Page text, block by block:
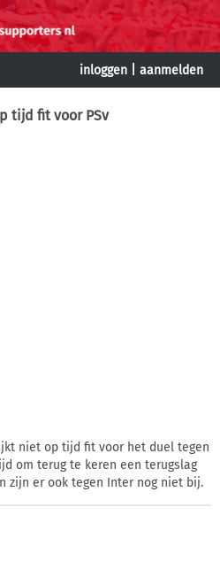
inloggen aanmelden
tijd fit voor PSv
niet op tijd fit voor het duel tegen
om terug te keren een terugslag
zijn er ook tegen Inter nog niet bij.